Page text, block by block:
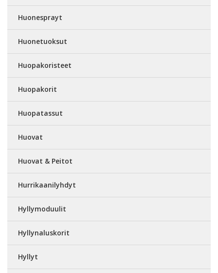
Huonesprayt
Huonetuoksut
Huopakoristeet
Huopakorit
Huopatassut
Huovat
Huovat & Peitot
Hurrikaanilyhdyt
Hyllymoduulit
Hyllynaluskorit
Hyllyt